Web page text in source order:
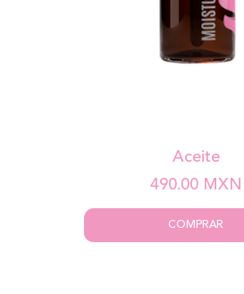
Aceite
490.00 MXN
COMPRAR